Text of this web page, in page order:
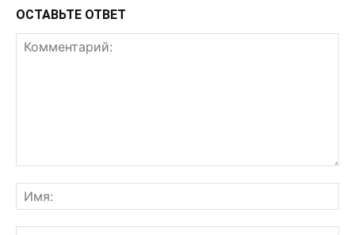
ОСТАВЬТЕ ОТВЕТ